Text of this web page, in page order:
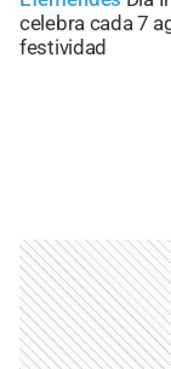
celebra cada 7
festividad